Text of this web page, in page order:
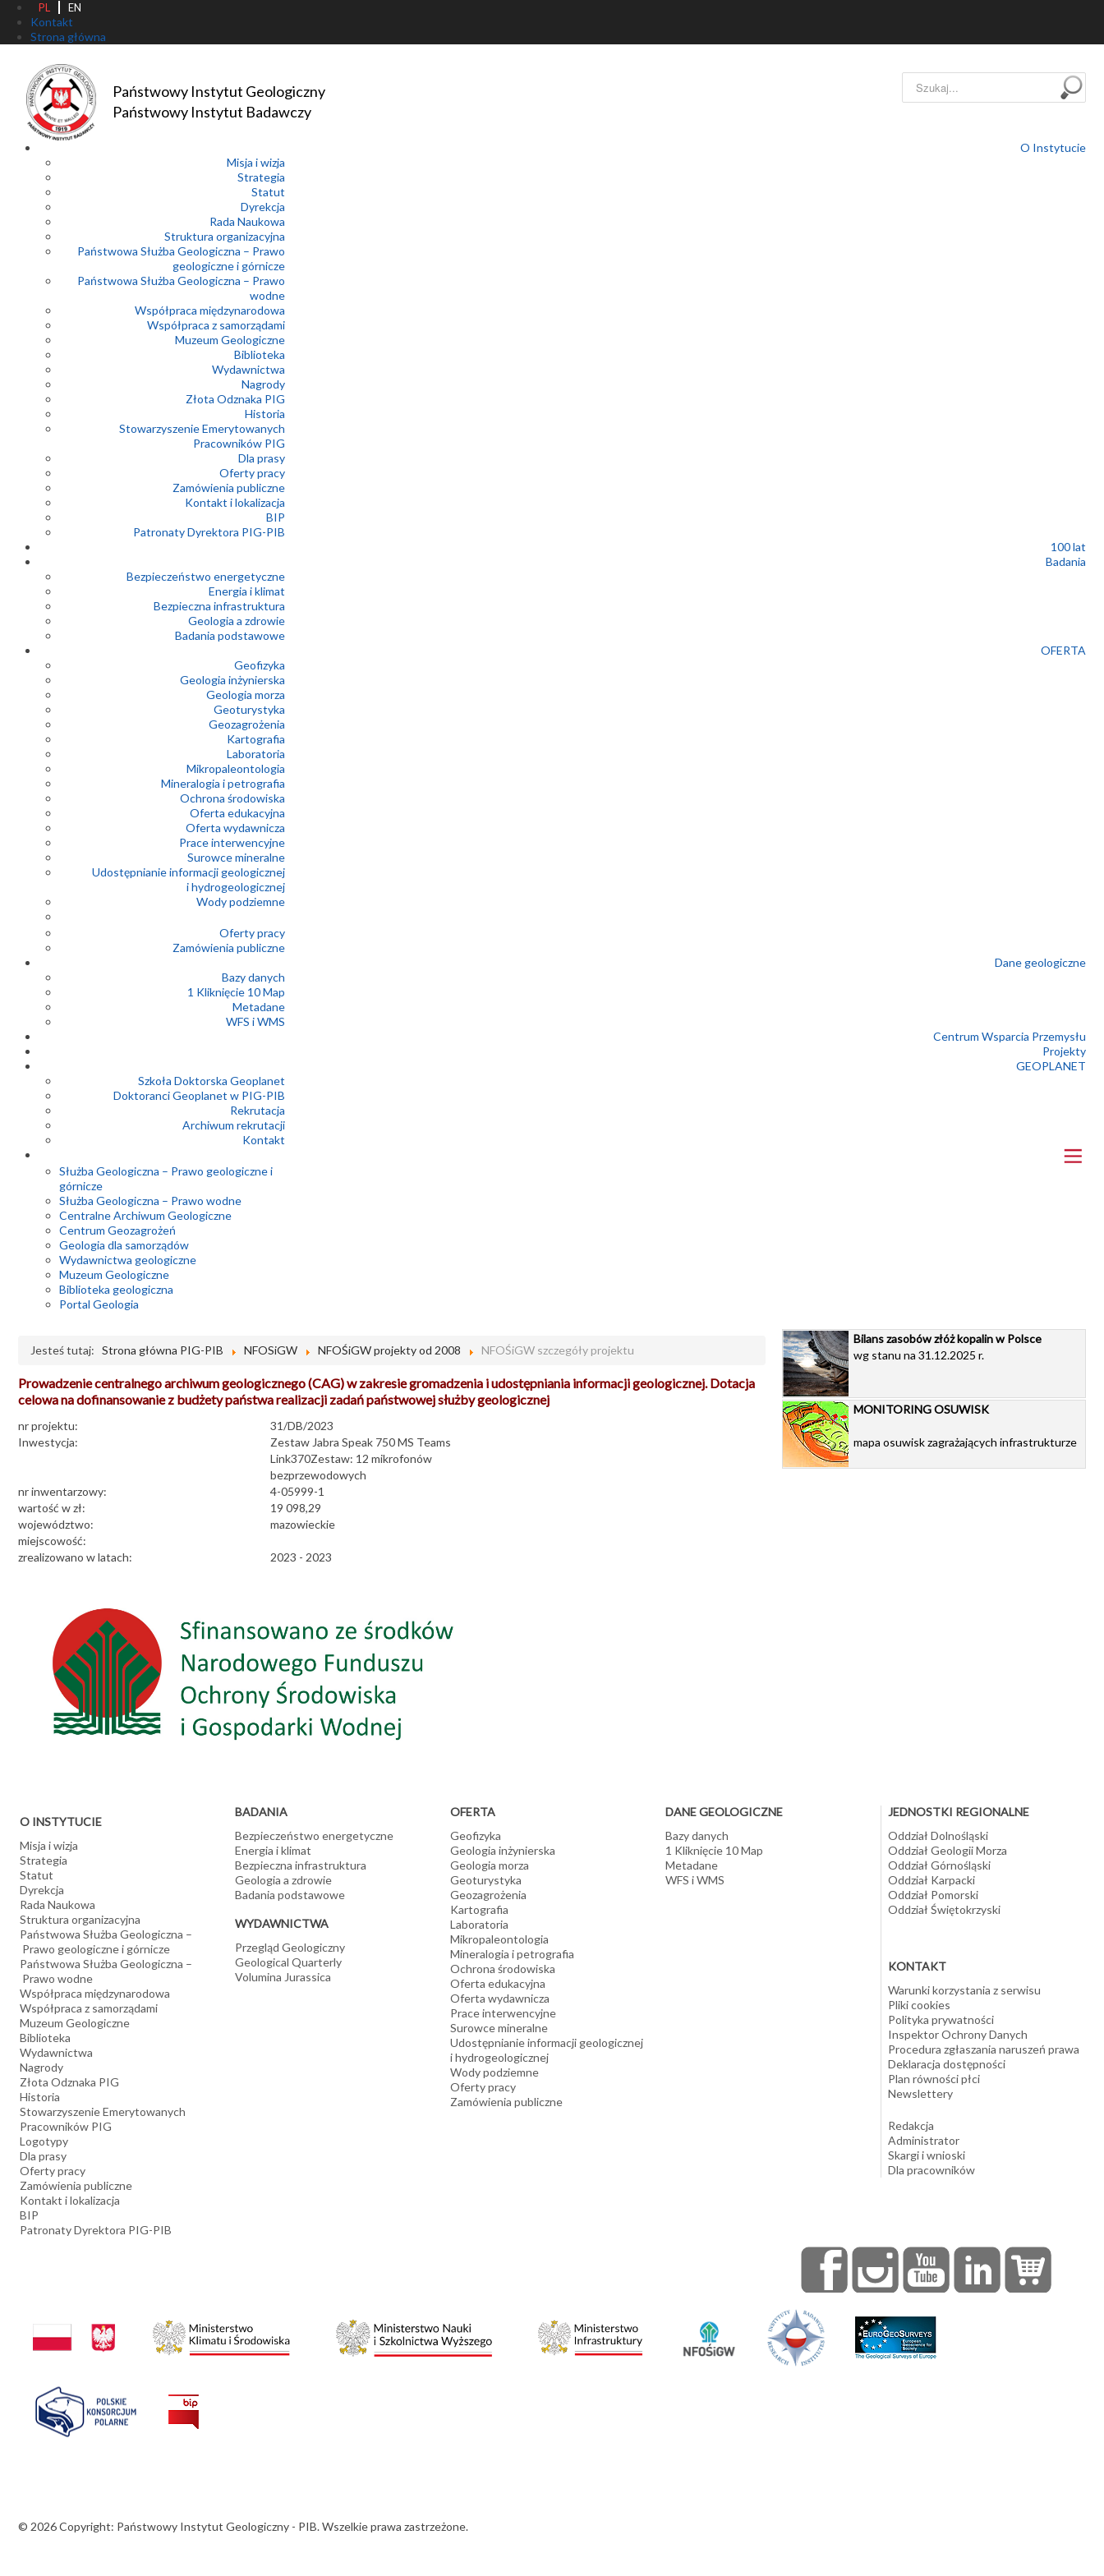
PL EN
Kontakt
Strona główna
Państwowy Instytut Geologiczny
Państwowy Instytut Badawczy
Szukaj...
O Instytucie
Misja i wizja
Strategia
Statut
Dyrekcja
Rada Naukowa
Struktura organizacyjna
Państwowa Służba Geologiczna – Prawo
geologiczne i górnicze
Państwowa Służba Geologiczna – Prawo
wodne
Współpraca międzynarodowa
Współpraca z samorządami
Muzeum Geologiczne
Biblioteka
Wydawnictwa
Nagrody
Złota Odznaka PIG
Historia
Stowarzyszenie Emerytowanych
Pracowników PIG
Dla prasy
Oferty pracy
Zamówienia publiczne
Kontakt i lokalizacja
BIP
Patronaty Dyrektora PIG-PIB
100 lat
Badania
Bezpieczeństwo energetyczne
Energia i klimat
Bezpieczna infrastruktura
Geologia a zdrowie
Badania podstawowe
OFERTA
Geofizyka
Geologia inżynierska
Geologia morza
Geoturystyka
Geozagrożenia
Kartografia
Laboratoria
Mikropaleontologia
Mineralogia i petrografia
Ochrona środowiska
Oferta edukacyjna
Oferta wydawnicza
Prace interwencyjne
Surowce mineralne
Udostępnianie informacji geologicznej
i hydrogeologicznej
Wody podziemne
Oferty pracy
Zamówienia publiczne
Dane geologiczne
Bazy danych
1 Kliknięcie 10 Map
Metadane
WFS i WMS
Centrum Wsparcia Przemysłu
Projekty
GEOPLANET
Szkoła Doktorska Geoplanet
Doktoranci Geoplanet w PIG-PIB
Rekrutacja
Archiwum rekrutacji
Kontakt
Służba Geologiczna – Prawo geologiczne i
górnicze
Służba Geologiczna – Prawo wodne
Centralne Archiwum Geologiczne
Centrum Geozagrożeń
Geologia dla samorządów
Wydawnictwa geologiczne
Muzeum Geologiczne
Biblioteka geologiczna
Portal Geologia
Jesteś tutaj: Strona główna PIG-PIB NFOSiGW NFOŚiGW projekty od 2008 NFOŚiGW szczegóły projektu
Prowadzenie centralnego archiwum geologicznego (CAG) w zakresie gromadzenia i udostępniania informacji geologicznej. Dotacja
celowa na dofinansowanie z budżety państwa realizacji zadań państwowej służby geologicznej
nr projektu:
31/DB/2023
Inwestycja:
Zestaw Jabra Speak 750 MS Teams
Link370Zestaw: 12 mikrofonów
bezprzewodowych
nr inwentarzowy:
4-05999-1
wartość w zł:
19 098,29
województwo:
mazowieckie
miejscowość:
zrealizowano w latach:
2023 - 2023
Bilans zasobów złóż kopalin w Polsce
wg stanu na 31.12.2025 r.
MONITORING OSUWISK
mapa osuwisk zagrażających infrastrukturze
O INSTYTUCIE
Misja i wizja
Strategia
Statut
Dyrekcja
Rada Naukowa
Struktura organizacyjna
Państwowa Służba Geologiczna –
Prawo geologiczne i górnicze
Państwowa Służba Geologiczna –
Prawo wodne
Współpraca międzynarodowa
Współpraca z samorządami
Muzeum Geologiczne
Biblioteka
Wydawnictwa
Nagrody
Złota Odznaka PIG
Historia
Stowarzyszenie Emerytowanych
Pracowników PIG
Logotypy
Dla prasy
Oferty pracy
Zamówienia publiczne
Kontakt i lokalizacja
BIP
Patronaty Dyrektora PIG-PIB
BADANIA
Bezpieczeństwo energetyczne
Energia i klimat
Bezpieczna infrastruktura
Geologia a zdrowie
Badania podstawowe
WYDAWNICTWA
Przegląd Geologiczny
Geological Quarterly
Volumina Jurassica
OFERTA
Geofizyka
Geologia inżynierska
Geologia morza
Geoturystyka
Geozagrożenia
Kartografia
Laboratoria
Mikropaleontologia
Mineralogia i petrografia
Ochrona środowiska
Oferta edukacyjna
Oferta wydawnicza
Prace interwencyjne
Surowce mineralne
Udostępnianie informacji geologicznej
i hydrogeologicznej
Wody podziemne
Oferty pracy
Zamówienia publiczne
DANE GEOLOGICZNE
Bazy danych
1 Kliknięcie 10 Map
Metadane
WFS i WMS
JEDNOSTKI REGIONALNE
Oddział Dolnośląski
Oddział Geologii Morza
Oddział Górnośląski
Oddział Karpacki
Oddział Pomorski
Oddział Świętokrzyski
KONTAKT
Warunki korzystania z serwisu
Pliki cookies
Polityka prywatności
Inspektor Ochrony Danych
Procedura zgłaszania naruszeń prawa
Deklaracja dostępności
Plan równości płci
Newslettery
Redakcja
Administrator
Skargi i wnioski
Dla pracowników
© 2026 Copyright: Państwowy Instytut Geologiczny - PIB. Wszelkie prawa zastrzeżone.